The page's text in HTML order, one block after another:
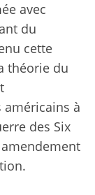
avec
du
cette
théorie du
à
des Six
amendement